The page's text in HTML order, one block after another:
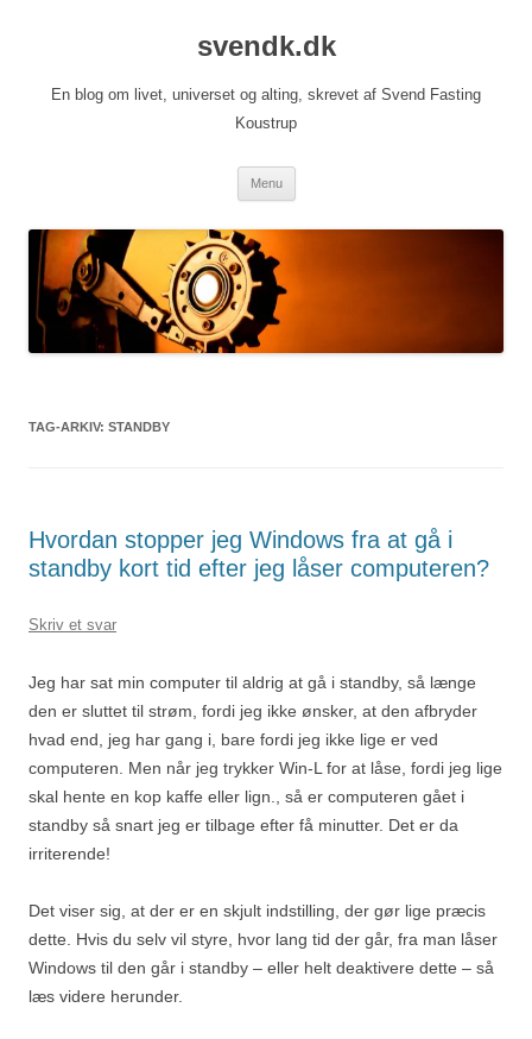
svendk.dk
En blog om livet, universet og alting, skrevet af Svend Fasting
Koustrup
Menu
TAG-ARKIV: STANDBY
Hvordan stopper jeg Windows fra at gå i
standby kort tid efter jeg låser computeren?
Skriv et svar
Jeg har sat min computer til aldrig at gå i standby, så længe
den er sluttet til strøm, fordi jeg ikke ønsker, at den afbryder
hvad end, jeg har gang i, bare fordi jeg ikke lige er ved
computeren. Men når jeg trykker Win-L for at låse, fordi jeg lige
skal hente en kop kaffe eller lign., så er computeren gået i
standby så snart jeg er tilbage efter få minutter. Det er da
irriterende!
Det viser sig, at der er en skjult indstilling, der gør lige præcis
dette. Hvis du selv vil styre, hvor lang tid der går, fra man låser
Windows til den går i standby – eller helt deaktivere dette – så
læs videre herunder.